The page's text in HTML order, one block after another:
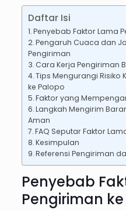
Daftar Isi
Penyebab Faktor Lama
Pengaruh Cuaca dan
Pengiriman
Cara Kerja Pengiriman
Tips Mengurangi Risiko
ke Palopo
Faktor yang
Langkah Mengirim
Aman
FAQ Seputar Faktor
Kesimpulan
Referensi Pengiriman
Penyebab
Pengiriman